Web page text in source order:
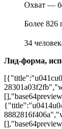
Охват —
Более 826
34
Лид-форма,